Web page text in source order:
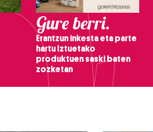
Gure berri.
Erantzun inkesta eta parte
hartu Iztuetako
produktuen saski baten
zozketan